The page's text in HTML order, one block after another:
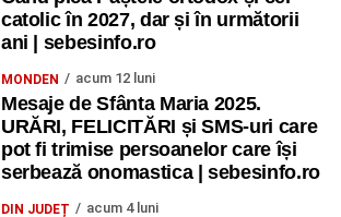
catolic în 2027, dar și în următorii
ani | sebesinfo.ro
MONDEN acum 12 luni
Mesaje de Sfânta Maria 2025.
URĂRI, FELICITĂRI și SMS-uri care
pot fi trimise persoanelor care își
serbează onomastica | sebesinfo.ro
DIN JUDEȚ acum 4 luni